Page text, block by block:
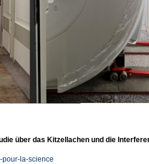
über das Kitzellachen und die
pour-la-science